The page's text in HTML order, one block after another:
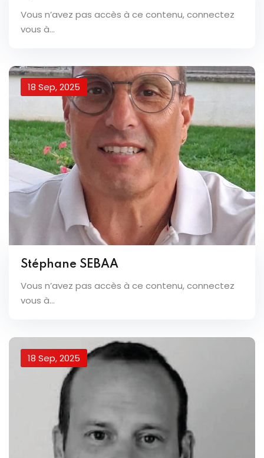
Vous n’avez pas accès à ce contenu, connectez
vous à...
18 Sep, 2025
Stéphane SEBAA
Vous n’avez pas accès à ce contenu, connectez
vous à...
18 Sep, 2025